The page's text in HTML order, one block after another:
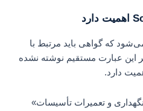
که گواهی باید مرتبط با
عبارت مستقیم نوشته نشده
دارد.
و تعمیرات تأسیسات»